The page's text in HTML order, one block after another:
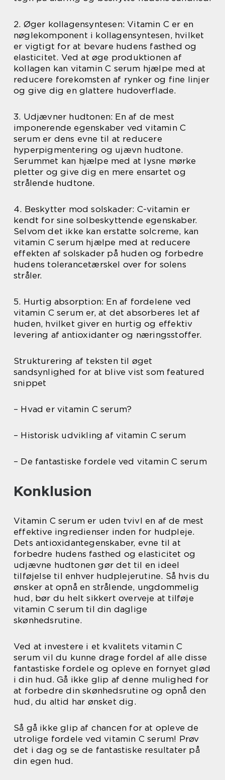
2. Øger kollagensyntesen: Vitamin C er en
nøglekomponent i kollagensyntesen, hvilket
er vigtigt for at bevare hudens fasthed og
elasticitet. Ved at øge produktionen af
kollagen kan vitamin C serum hjælpe med at
reducere forekomsten af rynker og fine linjer
og give dig en glattere hudoverflade.
3. Udjævner hudtonen: En af de mest
imponerende egenskaber ved vitamin C
serum er dens evne til at reducere
hyperpigmentering og ujævn hudtone.
Serummet kan hjælpe med at lysne mørke
pletter og give dig en mere ensartet og
strålende hudtone.
4. Beskytter mod solskader: C-vitamin er
kendt for sine solbeskyttende egenskaber.
Selvom det ikke kan erstatte solcreme, kan
vitamin C serum hjælpe med at reducere
effekten af solskader på huden og forbedre
hudens tolerancetærskel over for solens
stråler.
5. Hurtig absorption: En af fordelene ved
vitamin C serum er, at det absorberes let af
huden, hvilket giver en hurtig og effektiv
levering af antioxidanter og næringsstoffer.
Strukturering af teksten til øget
sandsynlighed for at blive vist som featured
snippet
– Hvad er vitamin C serum?
– Historisk udvikling af vitamin C serum
– De fantastiske fordele ved vitamin C serum
Konklusion
Vitamin C serum er uden tvivl en af de mest
effektive ingredienser inden for hudpleje.
Dets antioxidantegenskaber, evne til at
forbedre hudens fasthed og elasticitet og
udjævne hudtonen gør det til en ideel
tilføjelse til enhver hudplejerutine. Så hvis du
ønsker at opnå en strålende, ungdommelig
hud, bør du helt sikkert overveje at tilføje
vitamin C serum til din daglige
skønhedsrutine.
Ved at investere i et kvalitets vitamin C
serum vil du kunne drage fordel af alle disse
fantastiske fordele og opleve en fornyet glød
i din hud. Gå ikke glip af denne mulighed for
at forbedre din skønhedsrutine og opnå den
hud, du altid har ønsket dig.
Så gå ikke glip af chancen for at opleve de
utrolige fordele ved vitamin C serum! Prøv
det i dag og se de fantastiske resultater på
din egen hud.